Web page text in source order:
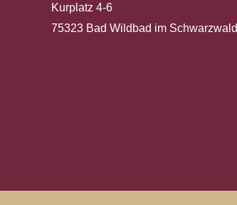
Kurplatz 4-6
75323 Bad Wildbad im Schwarzwald